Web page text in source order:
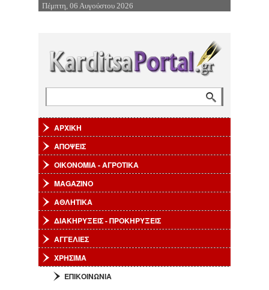
Επιστροφή στην Πλοήγηση
Πέμπτη, 06 Αυγούστου 2026
ΑΡΧΙΚΗ
ΑΠΟΨΕΙΣ
ΟΙΚΟΝΟΜΙΑ - ΑΓΡΟΤΙΚΑ
MAGAZINO
ΑΘΛΗΤΙΚΑ
ΔΙΑΚΗΡΥΞΕΙΣ - ΠΡΟΚΗΡΥΞΕΙΣ
ΑΓΓΕΛΙΕΣ
ΧΡΗΣΙΜΑ
ΕΠΙΚΟΙΝΩΝΙΑ